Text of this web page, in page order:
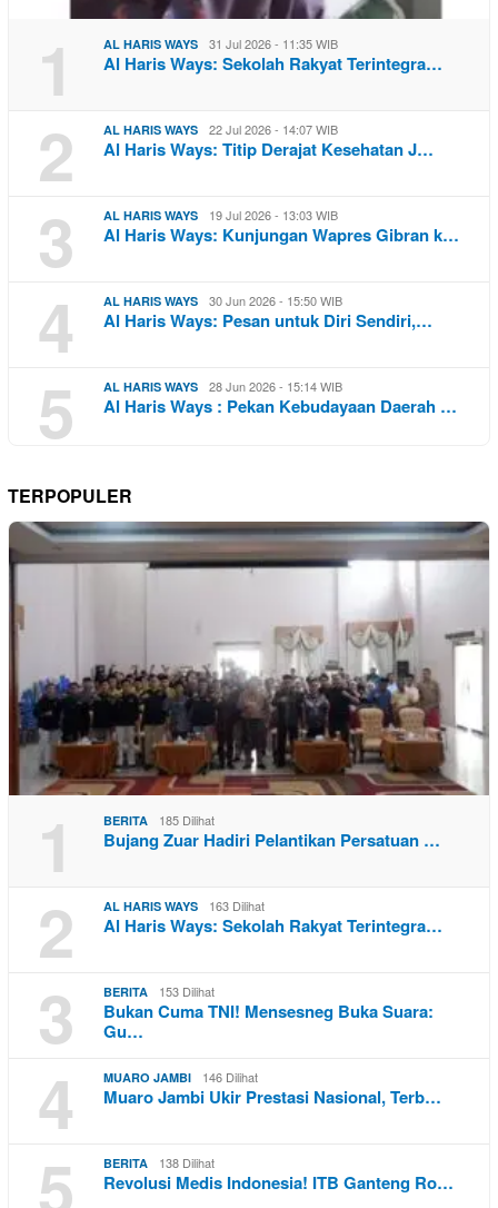
1 AL HARIS WAYS 31 Jul 2026 - 11:35 WIB
Al Haris Ways: Sekolah Rakyat Terintegra…
2 AL HARIS WAYS 22 Jul 2026 - 14:07 WIB
Al Haris Ways: Titip Derajat Kesehatan J…
3 AL HARIS WAYS 19 Jul 2026 - 13:03 WIB
Al Haris Ways: Kunjungan Wapres Gibran k…
4 AL HARIS WAYS 30 Jun 2026 - 15:50 WIB
Al Haris Ways: Pesan untuk Diri Sendiri,…
5 AL HARIS WAYS 28 Jun 2026 - 15:14 WIB
Al Haris Ways : Pekan Kebudayaan Daerah …
TERPOPULER
1 BERITA 185 Dilihat
Bujang Zuar Hadiri Pelantikan Persatuan …
2 AL HARIS WAYS 163 Dilihat
Al Haris Ways: Sekolah Rakyat Terintegra…
3 BERITA 153 Dilihat
Bukan Cuma TNI! Mensesneg Buka Suara:
Gu…
4 MUARO JAMBI 146 Dilihat
Muaro Jambi Ukir Prestasi Nasional, Terb…
5 BERITA 138 Dilihat
Revolusi Medis Indonesia! ITB Ganteng Ro…